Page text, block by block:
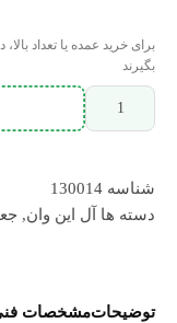
برای خرید عمده یا تعداد
بگیرند
شناسه 130014
دسته ها
آل این وان,
توضیحاتمشخصات